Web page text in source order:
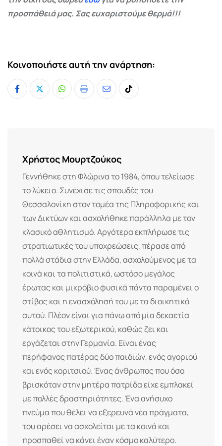
προσπάθειά μας. Σας ευχαριστούμε θερμά!!!
Κοινοποιήστε αυτή την ανάρτηση:
Whatsapp
Print
ShareTiktok
Χρήστος Μουρτζούκος
Γεννήθηκε στη Φλώρινα το 1984, όπου τελείωσε
το λύκειο. Συνέχισε τις σπουδές του
Θεσσαλονίκη στον τομέα της Πληροφορικής και
των Δικτύων και ασχολήθηκε παράλληλα με τον
κλασικό αθλητισμό. Αργότερα εκπλήρωσε τις
στρατιωτικές του υποχρεώσεις, πέρασε από
πολλά στάδια στην Ελλάδα, ασχολούμενος με τα
κοινά και τα πολιτιστικά, ωστόσο μεγάλος
έρωτας και μικρόβιο φυσικά πάντα παραμένει ο
στίβος και η ενασχόλησή του με τα διοικητικά
αυτού. Πλέον είναι για πάνω από μία δεκαετία
κάτοικος του εξωτερικού, καθώς ζει και
εργάζεται στην Γερμανία. Είναι ένας
περήφανος πατέρας δύο παιδιών, ενός αγοριού
και ενός κοριτσιού. Ένας άνθρωπος που όσο
βρισκόταν στην μητέρα πατρίδα είχε εμπλακεί
με πολλές δραστηριότητες. Ένα ανήσυχο
πνεύμα που θέλει να εξερευνά νέα πράγματα,
του αρέσει να ασχολείται με τα κοινά και
προσπαθεί να κάνει έναν κόσμο καλύτερο.